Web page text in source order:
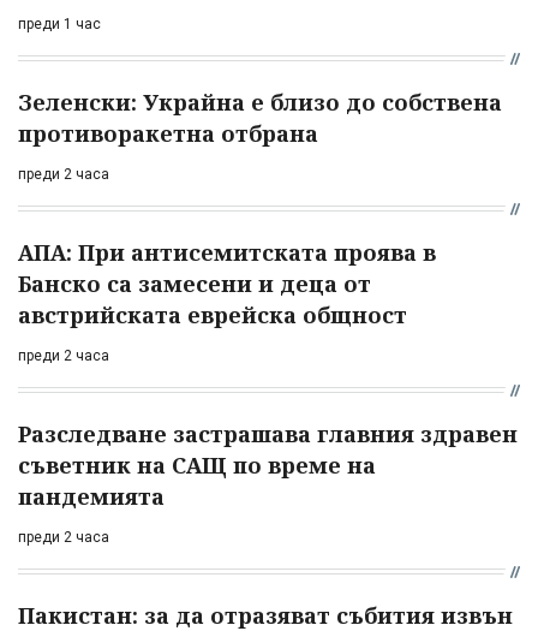
преди 1 час
Зеленски: Украйна е близо до собствена
противоракетна отбрана
преди 2 часа
АПА: При антисемитската проява в
Банско са замесени и деца от
австрийската еврейска общност
преди 2 часа
Разследване застрашава главния здравен
съветник на САЩ по време на
пандемията
преди 2 часа
Пакистан: за да отразяват събития извън